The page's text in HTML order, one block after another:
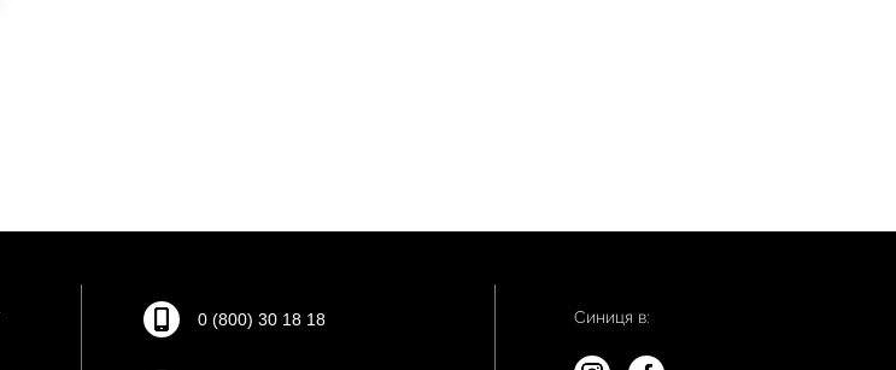
0 (800) 30 18 18 Синиця в: